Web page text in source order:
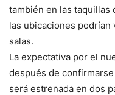
también en las taquillas
las ubicaciones
salas.
La expectativa por el
después de
será estrenada en dos